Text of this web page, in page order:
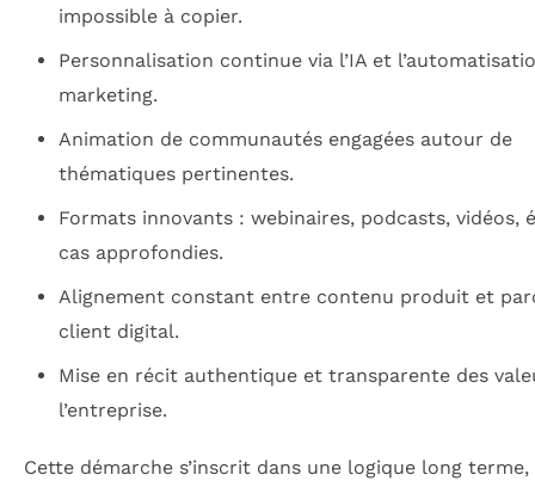
impossible à copier.
Personnalisation continue via l’IA et
marketing.
Animation de communautés engagées autour de
thématiques pertinentes.
Formats innovants : webinaires, podcasts, vidéos,
cas approfondies.
Alignement constant entre contenu produit et
client digital.
Mise en récit authentique et transparente des
l’entreprise.
Cette démarche s’inscrit dans une logique long